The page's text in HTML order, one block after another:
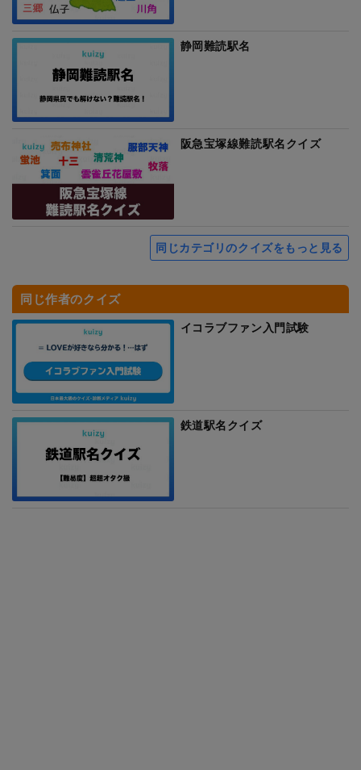
静岡難読駅名
阪急宝塚線難読駅名クイズ
同じカテゴリのクイズをもっと見る
同じ作者のクイズ
イコラブファン入門試験
鉄道駅名クイズ